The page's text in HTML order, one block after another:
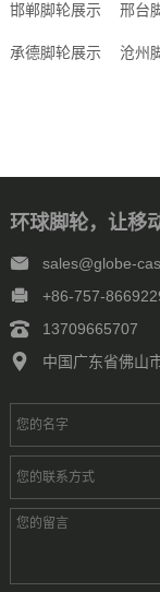
邯郸脚轮展示 邢台
承德脚轮展示 沧州
环球脚轮，让移
sales@globe-
+86-757-
13709665707
中国广东省佛山